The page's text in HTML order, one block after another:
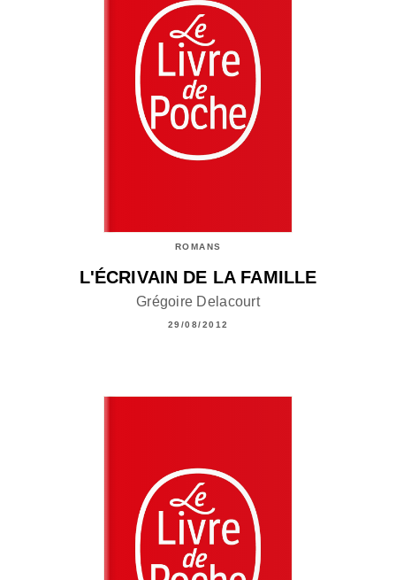
ROMANS
L'ÉCRIVAIN DE LA FAMILLE
Grégoire Delacourt
29/08/2012